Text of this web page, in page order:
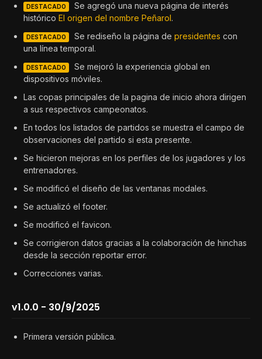
DESTACADO
Se agregó una nueva página de interés
histórico El origen del nombre Peñarol.
DESTACADO Se rediseño la página de presidentes con
una línea temporal.
DESTACADO
Se mejoró la experiencia global en
dispositivos móviles.
Las copas principales de la pagina de inicio ahora dirigen
a sus respectivos campeonatos.
En todos los listados de partidos se muestra el campo de
observaciones del partido si esta presente.
Se hicieron mejoras en los perfiles de los jugadores y los
entrenadores.
Se modificó el diseño de las ventanas modales.
Se actualizó el footer.
Se modificó el favicon.
Se corrigieron datos gracias a la colaboración de hinchas
desde la sección reportar error.
Correcciones varias.
v1.0.0 - 30/9/2025
Primera versión pública.